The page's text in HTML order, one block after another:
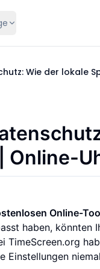
Wie der lokale
Online-
Online-
haben, könnten
TimeScreen.org
Einstellungen